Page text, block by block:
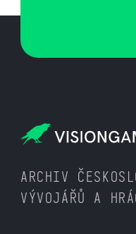
ARCHIV
VÝVOJÁŘŮ A